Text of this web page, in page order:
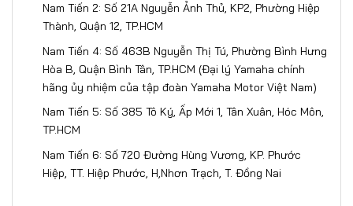
Nam Tiến 2: Số 21A Nguyễn Ảnh Thủ, KP2, Phường Hiệp
Thành, Quận 12, TP.HCM
Nam Tiến 4: Số 463B Nguyễn Thị Tú, Phường Bình Hưng
Hòa B, Quận Bình Tân, TP.HCM (Đại lý Yamaha chính
hãng ủy nhiệm của tập đoàn Yamaha Motor Việt Nam)
Nam Tiến 5: Số 385 Tô Ký, Ấp Mới 1, Tân Xuân, Hóc Môn,
TP.HCM
Nam Tiến 6: Số 720 Đường Hùng Vương, KP. Phước
Hiệp, TT. Hiệp Phước, H,Nhơn Trạch, T. Đồng Nai